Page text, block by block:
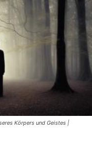
Körpers und Geistes |